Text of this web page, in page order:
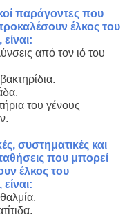
παράγοντες που
έλκος του
από τον ιό του
του γένους
συστηματικές και
που μπορεί
έλκος του